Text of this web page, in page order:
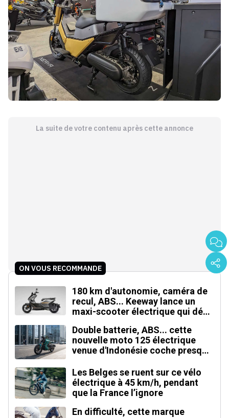
La suite de votre contenu après cette annonce
ON VOUS RECOMMANDE
180 km d'autonomie, caméra de
recul, ABS... Keeway lance un
maxi-scooter électrique qui défie
Double batterie, ABS... cette
nouvelle moto 125 électrique
venue d'Indonésie coche presque
Les Belges se ruent sur ce vélo
électrique à 45 km/h, pendant
que la France l’ignore
En difficulté, cette marque